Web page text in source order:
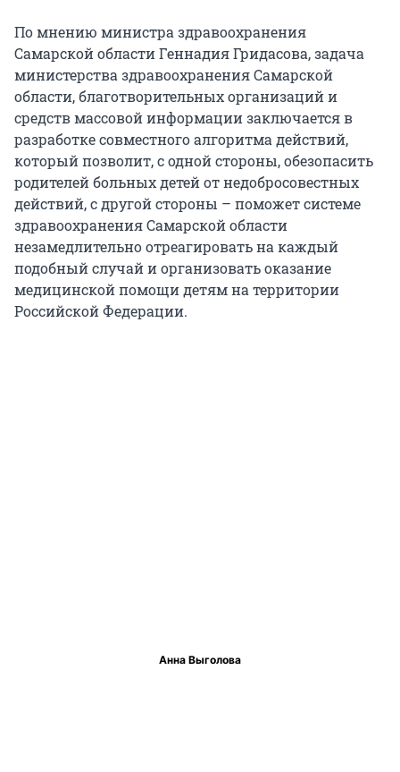
По мнению министра здравоохранения
Самарской области Геннадия Гридасова, задача
министерства здравоохранения Самарской
области, благотворительных организаций и
средств массовой информации заключается в
разработке совместного алгоритма действий,
который позволит, с одной стороны, обезопасить
родителей больных детей от недобросовестных
действий, с другой стороны – поможет системе
здравоохранения Самарской области
незамедлительно отреагировать на каждый
подобный случай и организовать оказание
медицинской помощи детям на территории
Российской Федерации.
Анна Выголова